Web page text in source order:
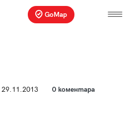
GoMap
0 коментара